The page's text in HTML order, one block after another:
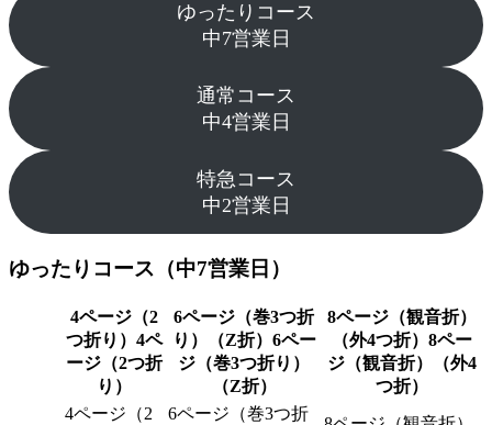
ゆったりコース
中7営業日
通常コース
中4営業日
特急コース
中2営業日
ゆったりコース（中7営業日）
4ペ
ージ（2つ折
り）
6ペー
ジ（巻3つ折り）
（Z折）
8ペー
ジ（観音折）（外4
つ折）